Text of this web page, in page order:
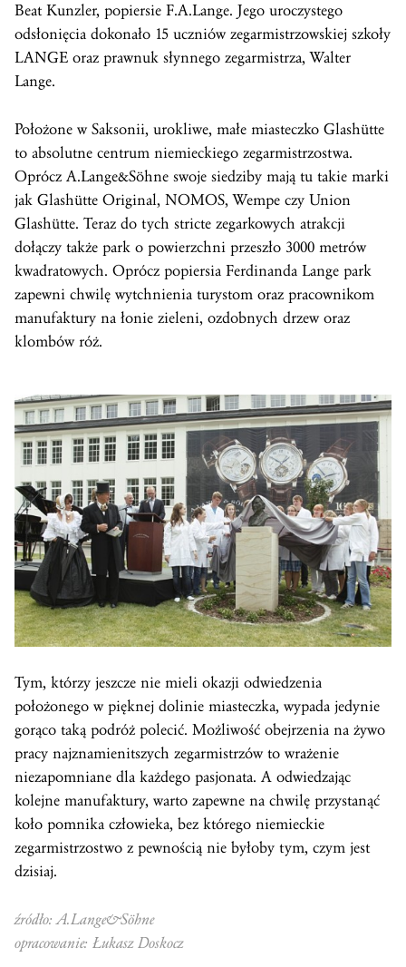
Beat Kunzler, popiersie F.A.Lange. Jego uroczystego
odsłonięcia dokonało 15 uczniów zegarmistrzowskiej szkoły
LANGE oraz prawnuk słynnego zegarmistrza, Walter
Lange.
Położone w Saksonii, urokliwe, małe miasteczko Glashütte
to absolutne centrum niemieckiego zegarmistrzostwa.
Oprócz A.Lange&Söhne swoje siedziby mają tu takie marki
jak Glashütte Original, NOMOS, Wempe czy Union
Glashütte. Teraz do tych stricte zegarkowych atrakcji
dołączy także park o powierzchni przeszło 3000 metrów
kwadratowych. Oprócz popiersia Ferdinanda Lange park
zapewni chwilę wytchnienia turystom oraz pracownikom
manufaktury na łonie zieleni, ozdobnych drzew oraz
klombów róż.
Tym, którzy jeszcze nie mieli okazji odwiedzenia
położonego w pięknej dolinie miasteczka, wypada jedynie
gorąco taką podróż polecić. Możliwość obejrzenia na żywo
pracy najznamienitszych zegarmistrzów to wrażenie
niezapomniane dla każdego pasjonata. A odwiedzając
kolejne manufaktury, warto zapewne na chwilę przystanąć
koło pomnika człowieka, bez którego niemieckie
zegarmistrzostwo z pewnością nie byłoby tym, czym jest
dzisiaj.
źródło: A.Lange&Söhne
opracowanie: Łukasz Doskocz